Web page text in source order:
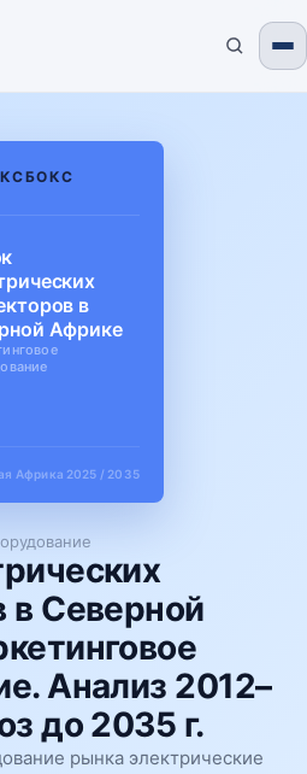
в Северной
Анализ 2012–
до 2035 г.
рынка электрические
в
Африке
Африка 2025 / 2035